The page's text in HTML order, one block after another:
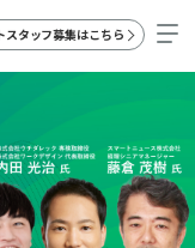
スタッフ募集はこちら